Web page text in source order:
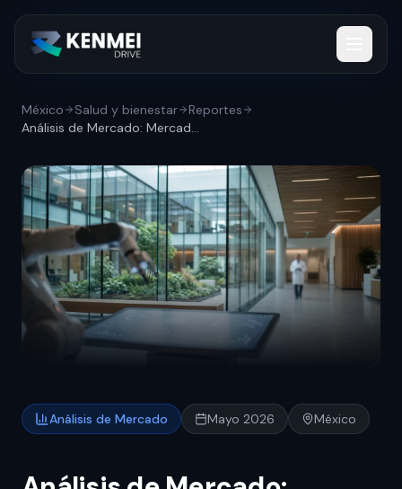
México Salud y bienestar
Reportes
Análisis de Mercado: Mercado de salud un...
Análisis de Mercado Mayo 2026 México